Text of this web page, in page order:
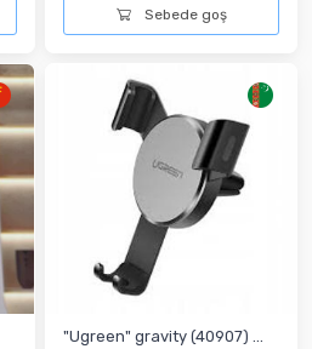
Sebede goş
"Ugreen" gravity (40907) ...